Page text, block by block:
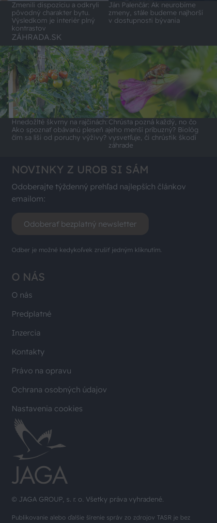
Zmenili dispozíciu a odkryli
pôvodný charakter bytu.
Výsledkom je interiér plný
kontrastov
Ján Palenčár: Ak neurobíme
zmeny, stále budeme najhorší
v dostupnosti bývania
ZÁHRADA.SK
Hnedožlté škvrny na rajčinách:
Ako spoznať obávanú pleseň a
čím sa líši od poruchy výživy?
Chrústa pozná každý, no čo
jeho menší príbuzný? Biológ
vysvetľuje, či chrústik škodí
záhrade
© JAGA GROUP, s. r. o. Všetky práva vyhradené.
Publikovanie alebo ďalšie šírenie správ zo zdrojov TASR je bez
O NÁS
O nás
Predplatné
Inzercia
Kontakty
Právo na opravu
Ochrana osobných údajov
Nastavenia cookies
NOVINKY Z UROB SI SÁM
Odoberajte týždenný prehľad najlepších článkov
emailom:
Odoberať bezplatný newsletter
Odber je možné kedykoľvek zrušiť jedným kliknutím.